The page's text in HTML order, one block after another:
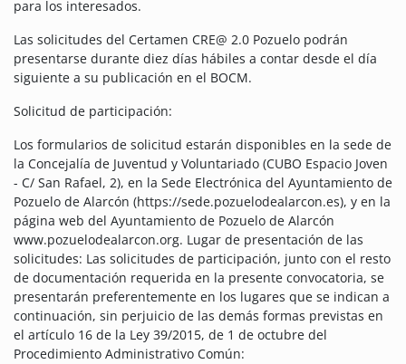
para los interesados.
Las solicitudes del Certamen CRE@ 2.0 Pozuelo podrán
presentarse durante diez días hábiles a contar desde el día
siguiente a su publicación en el BOCM.
Solicitud de participación:
Los formularios de solicitud estarán disponibles en la sede de
la Concejalía de Juventud y Voluntariado (CUBO Espacio Joven
- C/ San Rafael, 2), en la Sede Electrónica del Ayuntamiento de
Pozuelo de Alarcón (https://sede.pozuelodealarcon.es), y en la
página web del Ayuntamiento de Pozuelo de Alarcón
www.pozuelodealarcon.org. Lugar de presentación de las
solicitudes: Las solicitudes de participación, junto con el resto
de documentación requerida en la presente convocatoria, se
presentarán preferentemente en los lugares que se indican a
continuación, sin perjuicio de las demás formas previstas en
el artículo 16 de la Ley 39/2015, de 1 de octubre del
Procedimiento Administrativo Común: